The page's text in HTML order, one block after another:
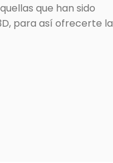
que han sido
para así ofrecerte la